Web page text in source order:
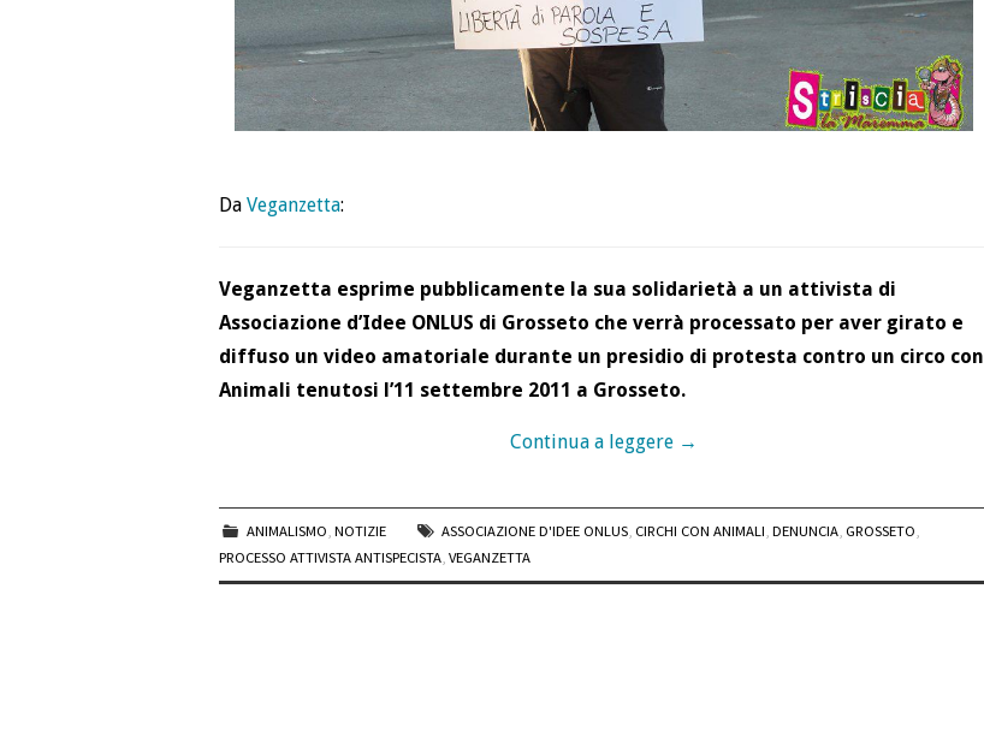
Da Veganzetta:
Veganzetta esprime pubblicamente la sua solidarietà a un attivista di
Associazione d’Idee ONLUS di Grosseto che verrà processato per aver girato e
diffuso un video amatoriale durante un presidio di protesta contro un circo con
Animali tenutosi l’11 settembre 2011 a Grosseto.
Continua a leggere →
ANIMALISMO ,NOTIZIE ASSOCIAZIONE D'IDEE ONLUS CIRCHI CON ANIMALI ,DENUNCIA GROSSETO
PROCESSO ATTIVISTA ANTISPECISTA VEGANZETTA